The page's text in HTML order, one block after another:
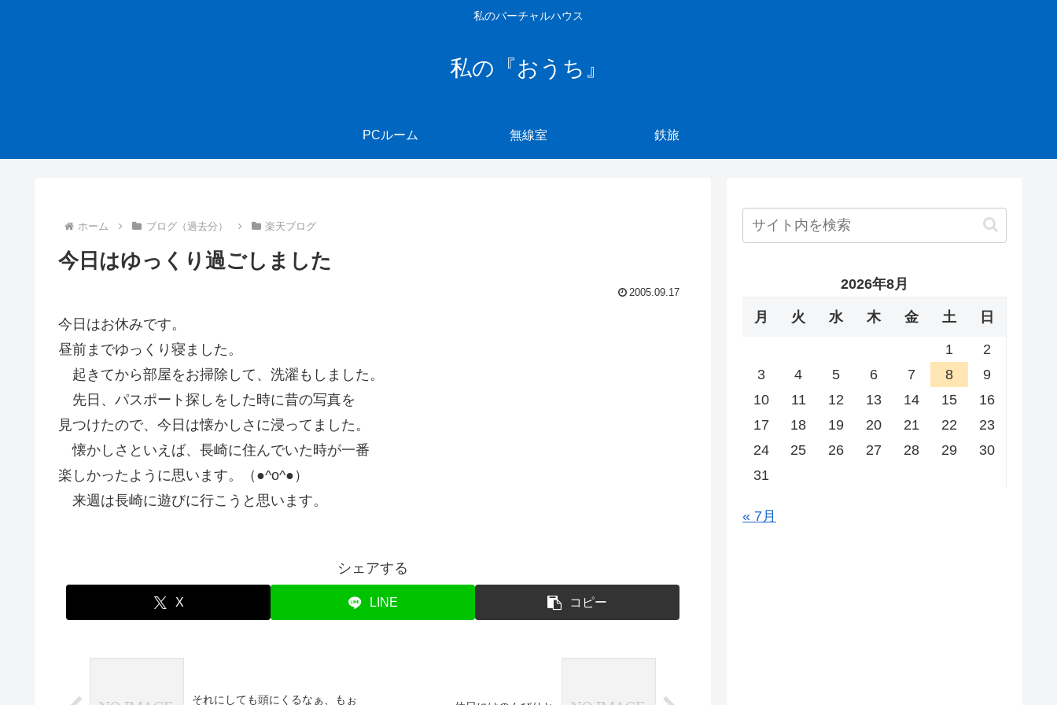
私のバーチャルハウス
私の『おうち』
PCルーム 無線室 鉄旅
ホーム ブログ（過去分） 楽天ブログ
今日はゆっくり過ごしました
2005.09.17
今日はお休みです。
昼前までゆっくり寝ました。
起きてから部屋をお掃除して、洗濯もしました。
先日、パスポート探しをした時に昔の写真を
見つけたので、今日は懐かしさに浸ってました。
懐かしさといえば、長崎に住んでいた時が一番
楽しかったように思います。（●^o^●）
来週は長崎に遊びに行こうと思います。
シェアする
X LINE コピー
それにしても頭にくるなぁ、もぉ
2026年8月
月 火 水 木 金 土 日
1
2
3
4 5 6 7 8
9
10
11 12 13 14 15
16
17
18 19 20 21 22
23
24
25 26 27 28 29
30
31
« 7月